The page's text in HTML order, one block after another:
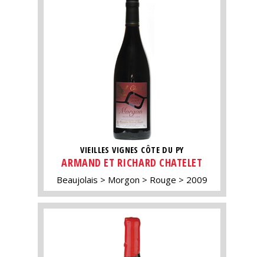
VIEILLES VIGNES CÔTE DU PY
ARMAND ET RICHARD CHATELET
Beaujolais Morgon Rouge 2009